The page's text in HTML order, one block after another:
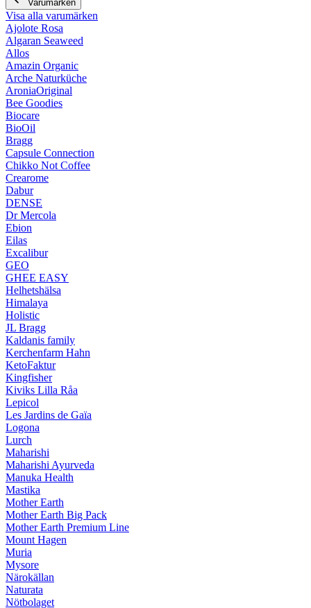
Varumärken
Visa alla varumärken
Ajolote Rosa
Algaran Seaweed
Allos
Amazin Organic
Arche Naturküche
AroniaOriginal
Bee Goodies
Biocare
BioOil
Bragg
Capsule Connection
Chikko Not Coffee
Crearome
Dabur
DENSE
Dr Mercola
Ebion
Eilas
Excalibur
GEO
GHEE EASY
Helhetshälsa
Himalaya
Holistic
JL Bragg
Kaldanis family
Kerchenfarm Hahn
KetoFaktur
Kingfisher
Kiviks Lilla Råa
Lepicol
Les Jardins de Gaïa
Logona
Lurch
Maharishi
Maharishi Ayurveda
Manuka Health
Mastika
Mother Earth
Mother Earth Big Pack
Mother Earth Premium Line
Mount Hagen
Muria
Mysore
Närokällan
Naturata
Nötbolaget